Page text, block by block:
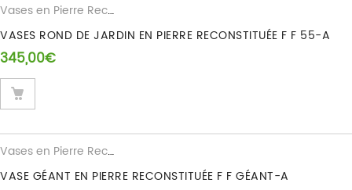
Vases en Pierre Reconstituee
VASES ROND DE JARDIN EN PIERRE RECONSTITUÉE F F 55-A
345,00€
Vases en Pierre Reconstituee
VASE GÉANT EN PIERRE RECONSTITUÉE F F GÉANT-A